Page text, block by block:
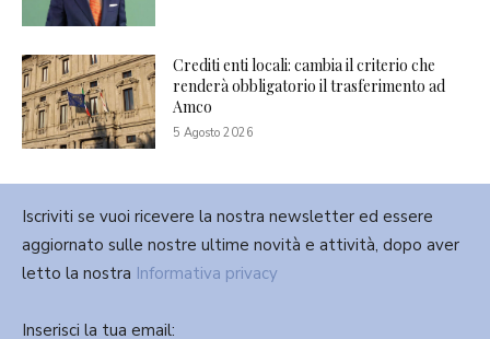
Crediti enti locali: cambia il criterio che
renderà obbligatorio il trasferimento ad
Amco
5 Agosto 2026
Iscriviti se vuoi ricevere la nostra newsletter ed essere
aggiornato sulle nostre ultime novità e attività, dopo aver
letto la nostra Informativa privacy
Inserisci la tua email: